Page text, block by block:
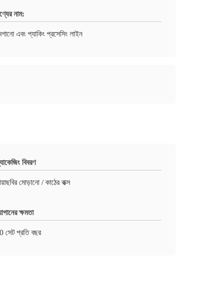
নাম:
এবং প্যাকিং প্রসেসিং লাইন
বিবরণ
মোড়ানো / কাঠের বাক্স
ক্ষমতা
সেট প্রতি বছর